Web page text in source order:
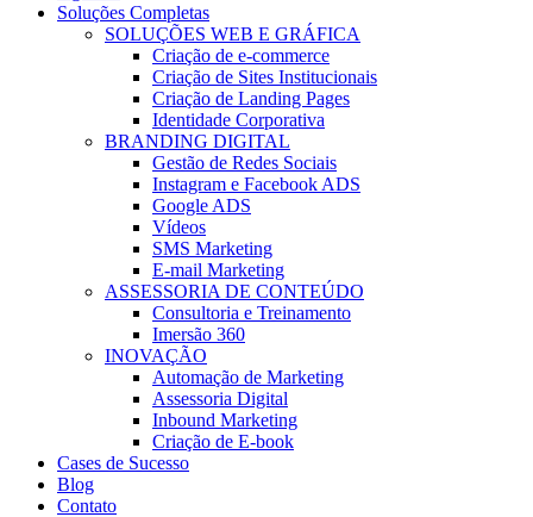
Soluções Completas
SOLUÇÕES WEB E GRÁFICA
Criação de e-commerce
Criação de Sites Institucionais
Criação de Landing Pages
Identidade Corporativa
BRANDING DIGITAL
Gestão de Redes Sociais
Instagram e Facebook ADS
Google ADS
Vídeos
SMS Marketing
E-mail Marketing
ASSESSORIA DE CONTEÚDO
Consultoria e Treinamento
Imersão 360
INOVAÇÃO
Automação de Marketing
Assessoria Digital
Inbound Marketing
Criação de E-book
Cases de Sucesso
Blog
Contato